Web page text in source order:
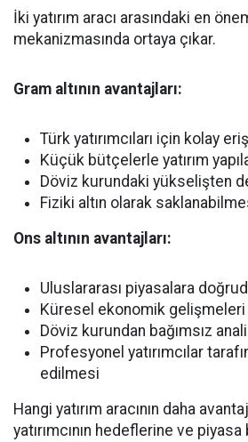
İki yatırım aracı arasındaki en
mekanizmasında ortaya çıkar.
Gram altının avantajları:
Türk yatırımcıları için kolay
Küçük bütçelerle yatırım
Döviz kurundaki yükselişten
Fiziki altın olarak
Ons altının avantajları:
Uluslararası piyasalara
Küresel ekonomik gelişmeleri
Döviz kurundan bağımsız
Profesyonel yatırımcılar
edilmesi
Hangi yatırım aracının daha
yatırımcının hedeflerine ve